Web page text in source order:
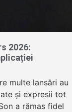
2026:
multe lansări au
și expresii tot
a rămas fidel